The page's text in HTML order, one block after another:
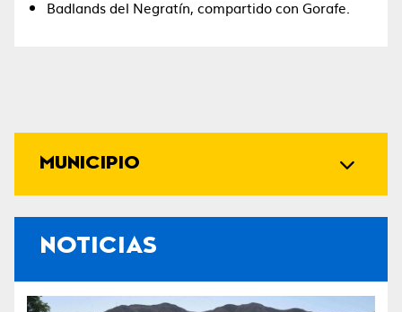
MUNICIPIO
NOTICIAS
Badlands del Negratín, compartido con Gorafe.